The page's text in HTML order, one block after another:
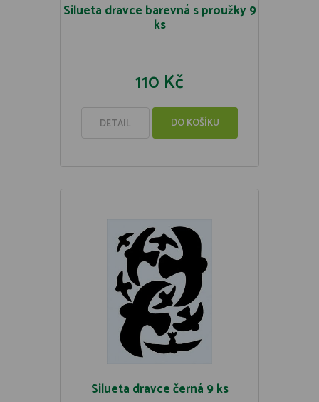
Silueta dravce barevná s proužky 9
ks
110 Kč
DETAIL DO KOŠÍKU
Silueta dravce černá 9 ks